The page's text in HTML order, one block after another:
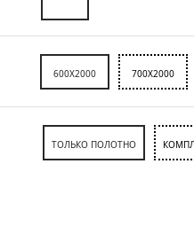
600X2000 700X2000
ТОЛЬКО ПОЛОТНО